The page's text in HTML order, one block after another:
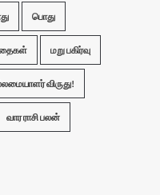
பொது
மறு பகிர்வு
விருது!
வார ராசி பலன்